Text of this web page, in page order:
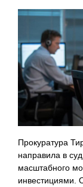
Прокуратура
направила в
масштабного
инвестициями.